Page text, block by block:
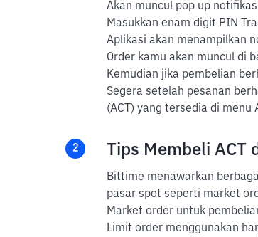
Akan muncul pop up
Masukkan enam digit PIN
Aplikasi akan menampilkan
Order kamu akan muncul di
Kemudian jika pembelian
Segera setelah pesanan
(ACT) yang tersedia di
2 Tips Membeli ACT
Bittime menawarkan
pasar spot seperti market
Market order untuk
Limit order menggunakan